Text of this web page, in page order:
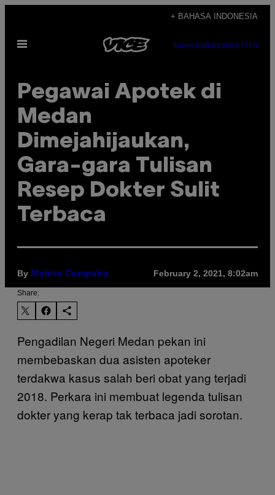
content
+ BAHASA INDONESIA
Open
SUBSCRIBENEWSLETTER
Pegawai Apotek di
Medan
Dimejahijaukan,
Gara-gara Tulisan
Resep Dokter Sulit
Terbaca
By Mahisa Cempaka February 2, 2021, 8:02am
Share:
Pengadilan Negeri Medan pekan ini
membebaskan dua asisten apoteker
terdakwa kasus salah beri obat yang terjadi
2018. Perkara ini membuat legenda tulisan
dokter yang kerap tak terbaca jadi sorotan.